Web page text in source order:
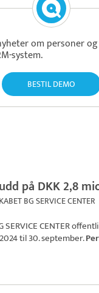
om personer
system.
BESTIL DEMO
på DKK 2,8
BG SERVICE CENTER
SERVICE CENTER
til 30. september.